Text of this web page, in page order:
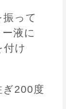
って
液に
付け
200度